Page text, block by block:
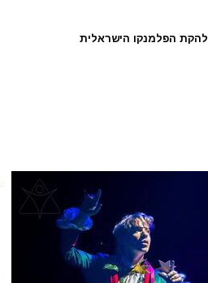
להקת הפלמנקו הישראלית